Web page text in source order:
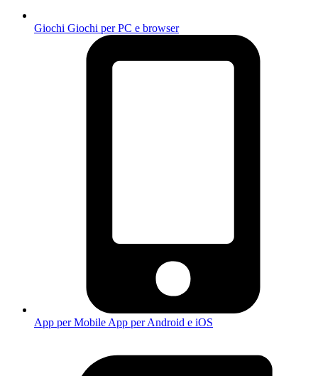
Giochi Giochi per PC e browser
App per Mobile App per Android e iOS